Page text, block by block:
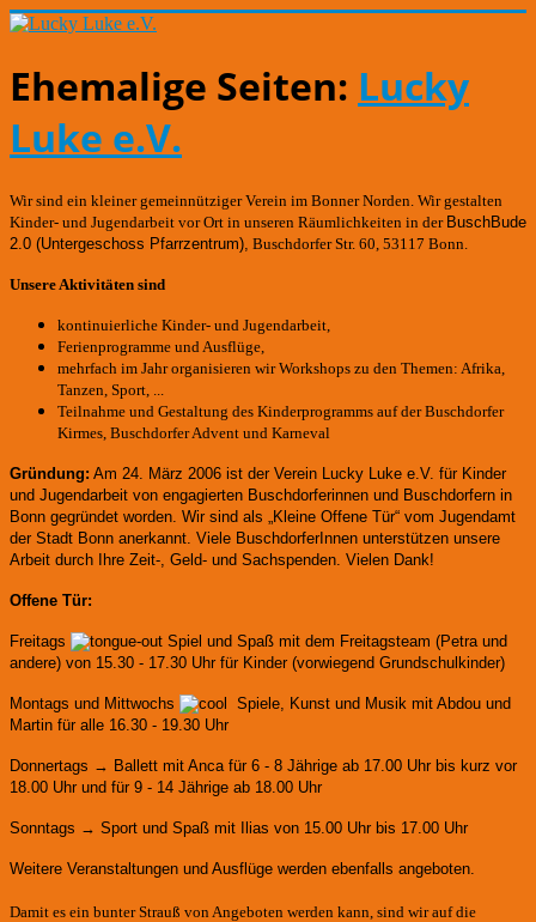
Ehemalige Seiten: Lucky
Luke e.V.
Wir sind ein kleiner gemeinnütziger Verein im Bonner Norden. Wir gestalten
Kinder- und Jugendarbeit vor Ort in unseren Räumlichkeiten in der BuschBude
2.0 (Untergeschoss Pfarrzentrum) Buschdorfer Str. 60, 53117 Bonn.
Unsere Aktivitäten sind
kontinuierliche Kinder- und Jugendarbeit,
Ferienprogramme und Ausflüge,
mehrfach im Jahr organisieren wir Workshops zu den Themen: Afrika,
Tanzen, Sport, ...
Teilnahme und Gestaltung des Kinderprogramms auf der Buschdorfer
Kirmes, Buschdorfer Advent und Karneval
Gründung: Am 24. März 2006 ist der Verein Lucky Luke e.V. für Kinder
und Jugendarbeit von engagierten Buschdorferinnen und Buschdorfern in
Bonn gegründet worden. Wir sind als „Kleine Offene Tür“ vom Jugendamt
der Stadt Bonn anerkannt. Viele BuschdorferInnen unterstützen unsere
Arbeit durch Ihre Zeit-, Geld- und Sachspenden. Vielen Dank!
Offene Tür:
Freitags
Spiel und Spaß mit dem Freitagsteam (Petra und
andere) von 15.30 - 17.30 Uhr für Kinder (vorwiegend Grundschulkinder)
Montags und Mittwochs
Spiele, Kunst und Musik mit Abdou und
Martin für alle 16.30 - 19.30 Uhr
Donnertags → Ballett mit Anca für 6 - 8 Jährige ab 17.00 Uhr bis kurz vor
18.00 Uhr und für 9 - 14 Jährige ab 18.00 Uhr
Sonntags → Sport und Spaß mit Ilias von 15.00 Uhr bis 17.00 Uhr
Weitere Veranstaltungen und Ausflüge werden ebenfalls angeboten.
Damit es ein bunter Strauß von Angeboten werden kann, sind wir auf die